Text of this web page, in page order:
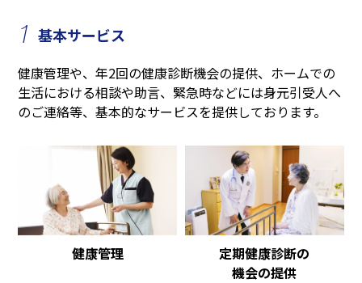
1 基本サービス
健康管理や、年2回の健康診断機会の提供、ホームでの
生活における相談や助言、緊急時などには身元引受人へ
のご連絡等、基本的なサービスを提供しております。
健康管理
定期健康診断の
機会の提供